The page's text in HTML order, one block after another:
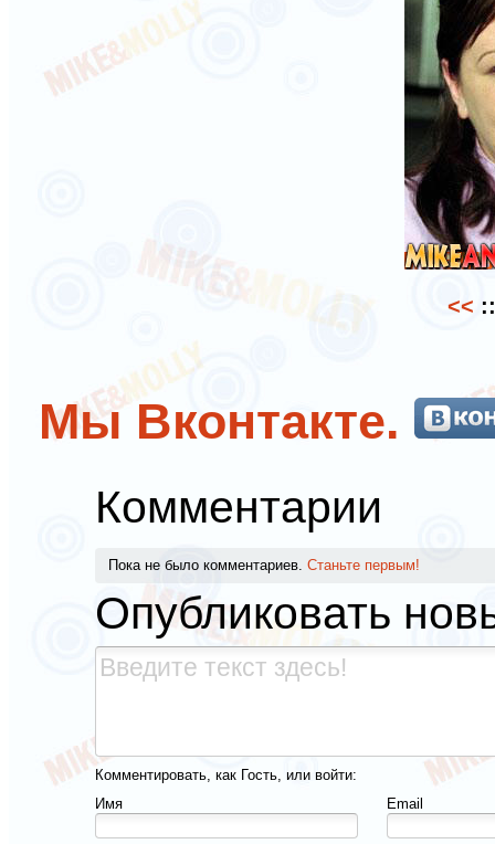
<< ::
Мы Вконтакте.
Комментарии
Пока не было комментариев. Станьте первым!
Опубликовать
Комментировать, как Гость, или войти:
Имя
Email